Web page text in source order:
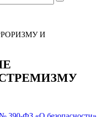
И